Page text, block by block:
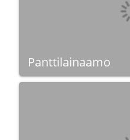
Panttilainaamo